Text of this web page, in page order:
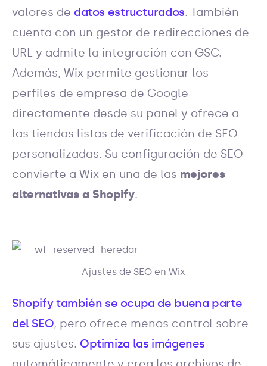
valores de datos estructurados. También
cuenta con un gestor de redirecciones de
URL y admite la integración con GSC.
Además, Wix permite gestionar los
perfiles de empresa de Google
directamente desde su panel y ofrece a
las tiendas listas de verificación de SEO
personalizadas. Su configuración de SEO
convierte a Wix en una de las mejores
alternativas a Shopify.
Ajustes de SEO en Wix
Shopify también se ocupa de buena parte
del SEO, pero ofrece menos control sobre
sus ajustes. Optimiza las imágenes